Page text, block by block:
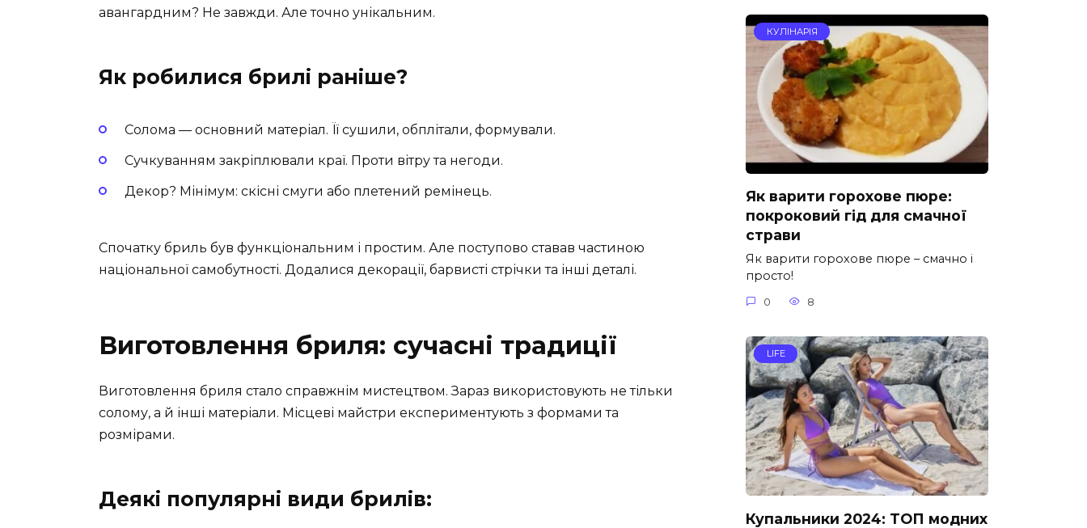
авангардним? Не завжди. Але точно унікальним.
Як робилися брилі раніше?
Солома — основний матеріал. Її сушили, обплітали, формували.
Сучкуванням закріплювали краї. Проти вітру та негоди.
Декор? Мінімум: скісні смуги або плетений ремінець.
Спочатку бриль був функціональним і простим. Але поступово ставав частиною
національної самобутності. Додалися декорації, барвисті стрічки та інші деталі.
Виготовлення бриля: сучасні традиції
Виготовлення бриля стало справжнім мистецтвом. Зараз використовують не тільки
солому, а й інші матеріали. Місцеві майстри експериментують з формами та
розмірами.
Деякі популярні види брилів:
КУЛІНАРІЯ
Як варити горохове пюре:
покроковий гід для смачної
страви
Як варити горохове пюре – смачно і
просто!
0 8
LIFE
Купальники 2024: ТОП модних